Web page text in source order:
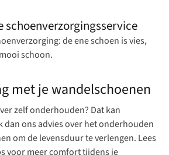
schoenverzorgingsservice
met je wandelschoenen
zelf onderhouden? Dat kan
ons advies overhet onderhouden
om de levensduur te verlengen. Lees
voor meer comforttijdens je